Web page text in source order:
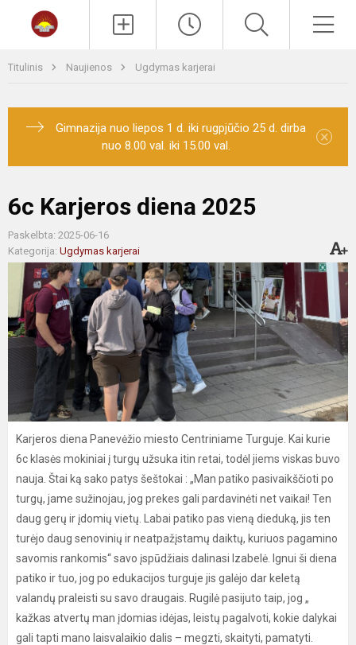
Titulinis Naujienos Ugdymas karjerai
Gimnazija nuo liepos 1 d. iki rugpjūčio 25 d. dirba
nuo 8.00 val. iki 15.00 val.
×
6c Karjeros diena 2025
Paskelbta: 2025-06-16
Kategorija: Ugdymas karjerai
Karjeros diena Panevėžio miesto Centriniame Turguje. Kai kurie
6c klasės mokiniai į turgų užsuka itin retai, todėl jiems viskas buvo
nauja. Štai ką sako patys šeštokai : „Man patiko pasivaikščioti po
turgų, jame sužinojau, jog prekes gali pardavinėti net vaikai! Ten
daug gerų ir įdomių vietų. Labai patiko pas vieną dieduką, jis ten
turėjo daug senovinių ir neatpažįstamų daiktų, kuriuos pagamino
savomis rankomis“ savo įspūdžiais dalinasi Izabelė. Ignui ši diena
patiko ir tuo, jog po edukacijos turguje jis galėjo dar keletą
valandų praleisti su savo draugais. Rugilė pasijuto taip, jog „
kažkas atvertų man įdomias idėjas, leistų pagalvoti, kokie dalykai
gali tapti mano laisvalaikio dalis – megzti, skaityti, pamatyti.